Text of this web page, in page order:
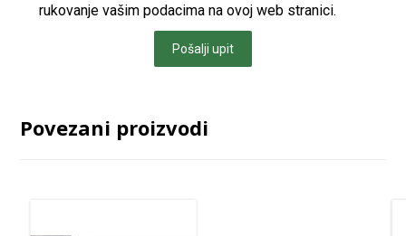
rukovanje vašim podacima na ovoj web stranici.
Pošalji upit
Povezani proizvodi